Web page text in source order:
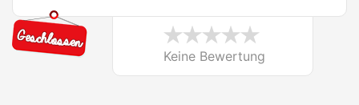
Keine Bewertung